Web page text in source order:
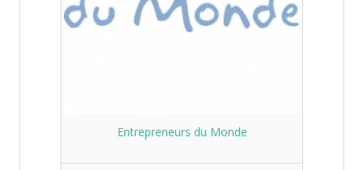
Entrepreneurs du Monde